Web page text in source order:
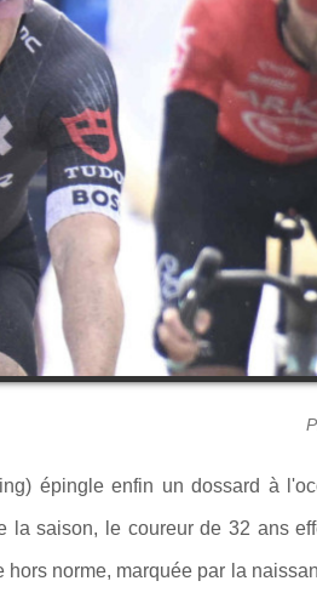
épingle enfin un dossard à
la saison, le coureur de 32 ans
norme, marquée par la